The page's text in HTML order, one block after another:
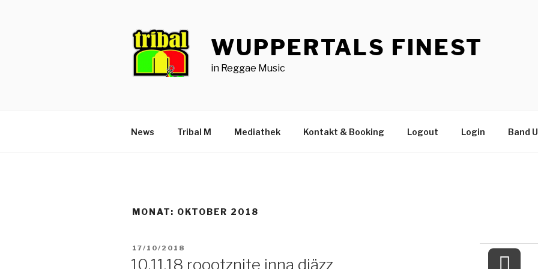
WUPPERTALS FINEST
in Reggae Music
News Tribal M Mediathek Kontakt & Booking Logout Login Band
MONAT: OKTOBER 2018
VERÖFFENTLICHT
17/10/2018
10.11.18 roootznite inna djäzz